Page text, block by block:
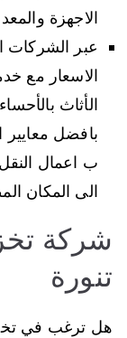
الاجهزة
عبر الشركات
الاسعار مع
الأثاث
بافضل معايير
ب اعمال
الى المكان
شركة
تنورة
هل ترغب في